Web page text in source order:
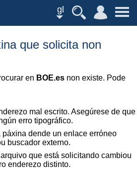
gl
que solicita non
en BOE.es non existe. Pode
mal escrito. Asegúrese de que
erro tipográfico.
dende un enlace erróneo
buscador externo.
que está solicitando cambiou
enderezo distinto.